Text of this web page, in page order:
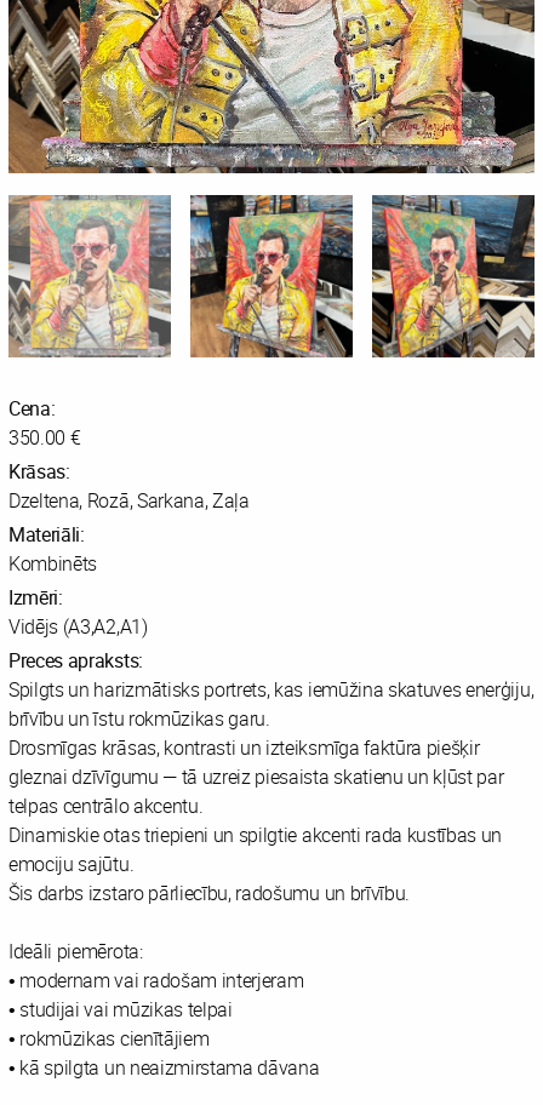
Cena:
350.00 €
Krāsas:
Dzeltena, Rozā, Sarkana, Zaļa
Materiāli:
Kombinēts
Izmēri:
Vidējs (A3,A2,A1)
Preces apraksts:
Spilgts un harizmātisks portrets, kas iemūžina skatuves enerģiju,
brīvību un īstu rokmūzikas garu.
Drosmīgas krāsas, kontrasti un izteiksmīga faktūra piešķir
gleznai dzīvīgumu — tā uzreiz piesaista skatienu un kļūst par
telpas centrālo akcentu.
Dinamiskie otas triepieni un spilgtie akcenti rada kustības un
emociju sajūtu.
Šis darbs izstaro pārliecību, radošumu un brīvību.
Ideāli piemērota:
• modernam vai radošam interjeram
• studijai vai mūzikas telpai
• rokmūzikas cienītājiem
• kā spilgta un neaizmirstama dāvana